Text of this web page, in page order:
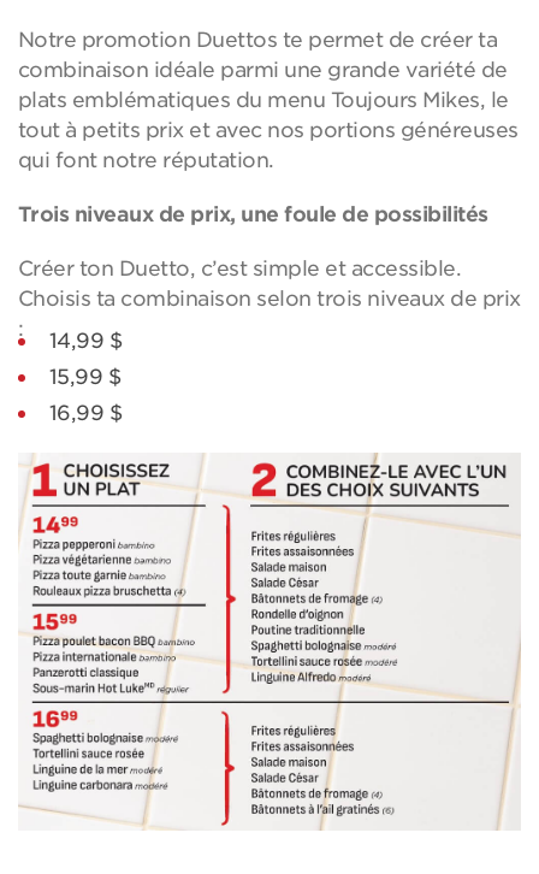
Notre promotion Duettos te permet de créer ta
combinaison idéale parmi une grande variété de
plats emblématiques du menu Toujours Mikes, le
tout à petits prix et avec nos portions généreuses
qui font notre réputation.
Trois niveaux de prix, une foule de possibilités
Créer ton Duetto, c’est simple et accessible.
Choisis ta combinaison selon trois niveaux de prix
:
14,99 $
15,99 $
16,99 $